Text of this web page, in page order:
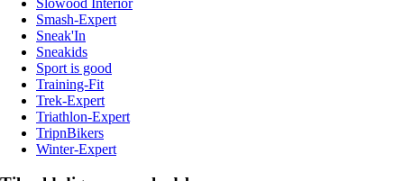
Smash-Expert
Sneak'In
Sneakids
Sport is good
Training-Fit
Trek-Expert
Triathlon-Expert
TripnBikers
Winter-Expert